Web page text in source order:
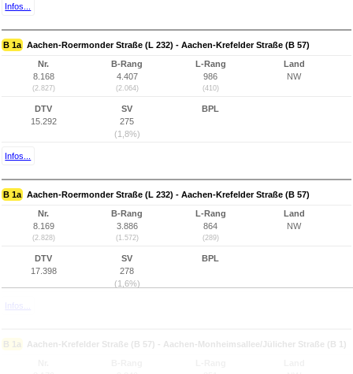
Infos...
B 1a Aachen-Roermonder Straße (L 232) - Aachen-Krefelder Straße (B 57)
Nr.
8.168
(2.827)
B-Rang
4.407
(2.064)
L-Rang
986
(410)
Land
NW
DTV
15.292
SV
275
(1,8%)
BPL
Infos...
B 1a Aachen-Roermonder Straße (L 232) - Aachen-Krefelder Straße (B 57)
Nr.
8.169
(2.828)
B-Rang
3.886
(1.572)
L-Rang
864
(289)
Land
NW
DTV
17.398
SV
278
(1,6%)
BPL
Infos...
B 1a Aachen-Krefelder Straße (B 57) - Aachen-Monheimsallee/Jülicher Straße (B 1)